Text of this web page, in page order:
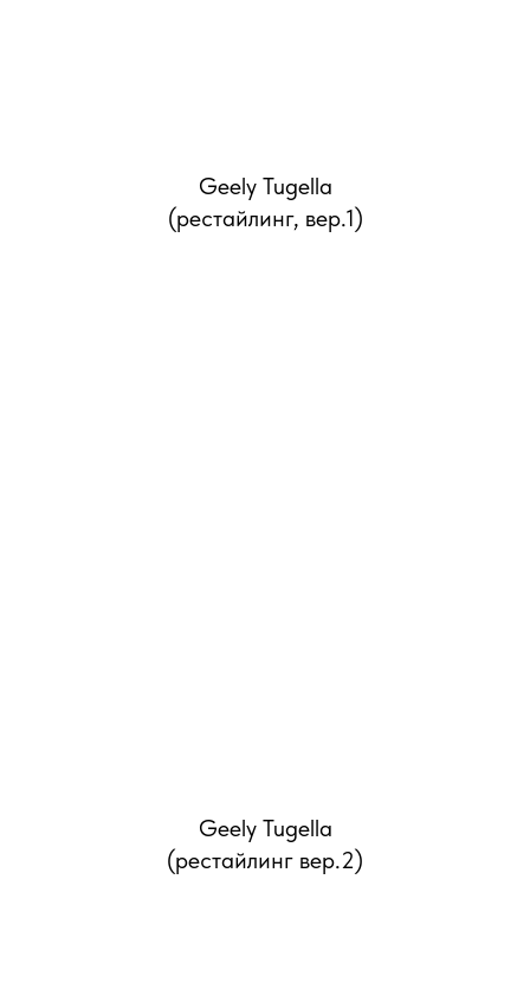
Geely Tugella
(рестайлинг, вер.1)
Geely Tugella
(рестайлинг вер.2)